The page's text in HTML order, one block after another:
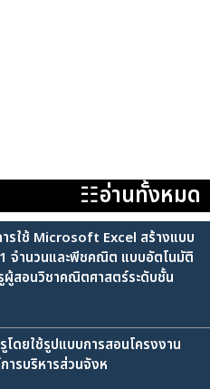
☷อ่านทั้งหมด
รใช้ Microsoft Excel สร้างแบบ
จำนวนและพีชคณิต แบบอัตโนมัติ
ผู้สอนวิชาคณิตศาสตร์ระดับชั้น
ดยใช้รูปแบบการสอนโครงงาน
ารบริหารส่วนจังห